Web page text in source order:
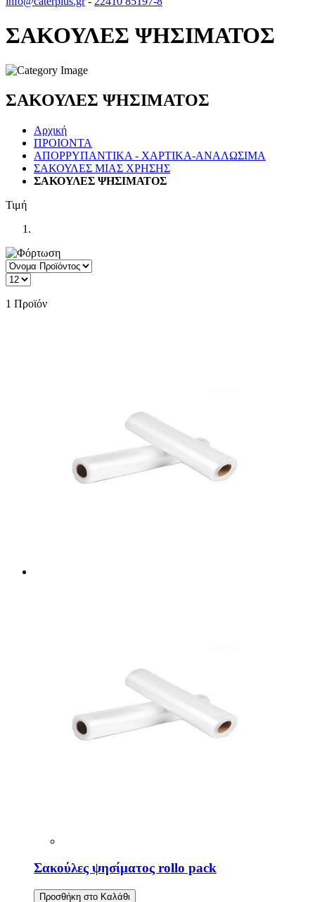
ΣΑΚΟΥΛΕΣ ΨΗΣΙΜΑΤΟΣ
ΣΑΚΟΥΛΕΣ ΨΗΣΙΜΑΤΟΣ
Αρχική
ΠΡΟΙΟΝΤΑ
ΑΠΟΡΡΥΠΑΝΤΙΚΑ - ΧΑΡΤΙΚΑ-ΑΝΑΛΩΣΙΜΑ
ΣΑΚΟΥΛΕΣ ΜΙΑΣ ΧΡΗΣΗΣ
ΣΑΚΟΥΛΕΣ ΨΗΣΙΜΑΤΟΣ
Τιμή
1 Προϊόν
Σακούλες ψησίματος rollo pack
Προσθήκη στο Καλάθι